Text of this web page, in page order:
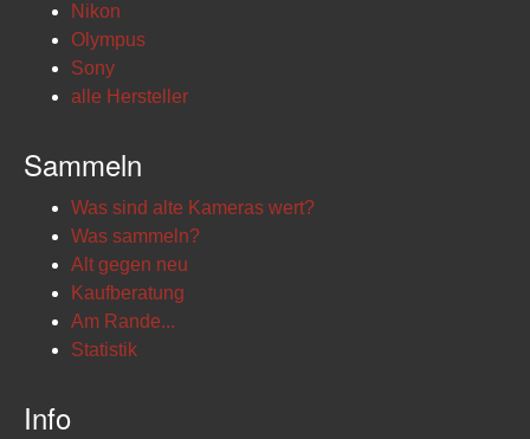
Nikon
Olympus
Sony
alle Hersteller
Sammeln
Was sind alte Kameras wert?
Was sammeln?
Alt gegen neu
Kaufberatung
Am Rande...
Statistik
Info